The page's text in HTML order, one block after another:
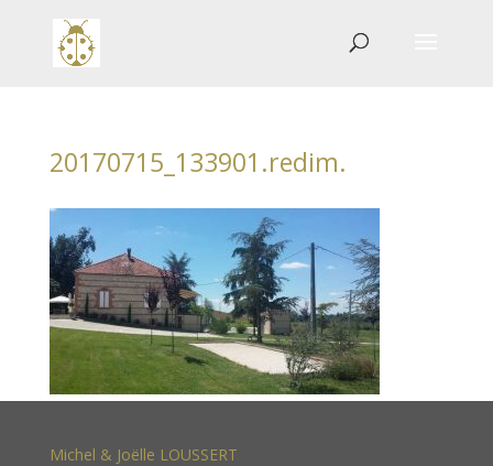
20170715_133901.redim.
Michel & Joëlle LOUSSERT